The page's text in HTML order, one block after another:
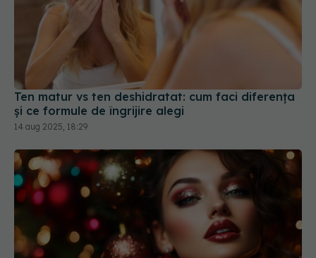
Ten matur vs ten deshidratat: cum faci diferența
și ce formule de îngrijire alegi
14 aug 2025, 18:29